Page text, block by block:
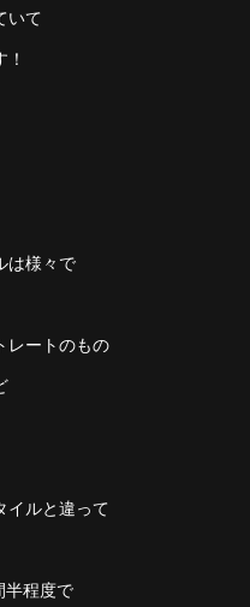
いて
は様々で
レートのもの
イルと違って
半程度で